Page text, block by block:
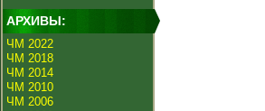
АРХИВЫ:
ЧМ 2022
ЧМ 2018
ЧМ 2014
ЧМ 2010
ЧМ 2006